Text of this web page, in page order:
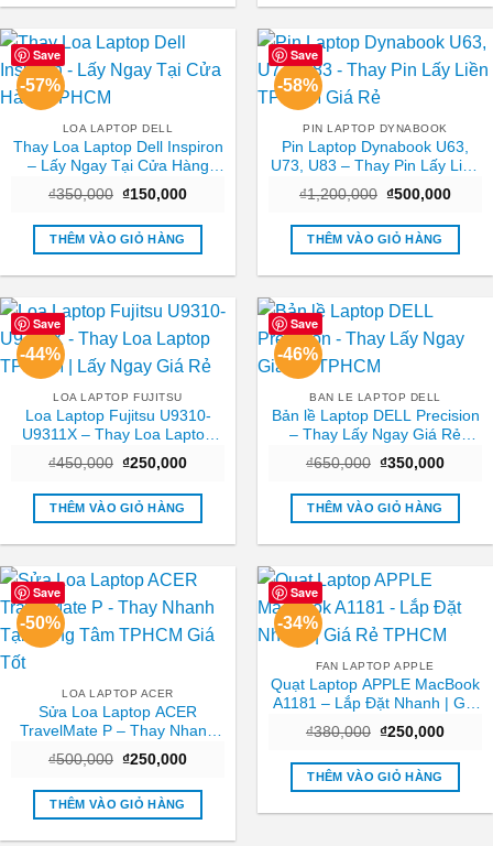
Save
-57%
LOA LAPTOP DELL
Thay Loa Laptop Dell Inspiron
– Lấy Ngay Tại Cửa Hàng
₫350,000 Giá
là:
₫350,000.
₫150,000Giá
tại
₫150,000.
THÊM VÀO GIỎ HÀNG
Save
-58%
PIN LAPTOP DYNABOOK
Pin Laptop Dynabook U63,
U73, U83 – Thay Pin Lấy Liền
₫1,200,000 Giá
là:
₫1,200,000.
₫500,000Giá
tại
THÊM VÀO GIỎ HÀNG
Save
-44%
LOA LAPTOP FUJITSU
Loa Laptop Fujitsu U9310-
U9311X – Thay Loa Laptop
₫450,000 Giá
là:
₫450,000.
₫250,000Giá
tại
₫250,000.
THÊM VÀO GIỎ HÀNG
Save
-46%
BAN LE LAPTOP DELL
Bản lề Laptop DELL Precision
– Thay Lấy Ngay Giá Rẻ
₫650,000 Giá
là:
₫650,000.
₫350,000Giá
tại
THÊM VÀO GIỎ HÀNG
Save
-50%
LOA LAPTOP ACER
Sửa Loa Laptop ACER
TravelMate P – Thay Nhanh
Tốt
₫500,000 Giá
là:
₫500,000.
₫250,000Giá
tại
₫250,000.
THÊM VÀO GIỎ HÀNG
Save
-34%
FAN LAPTOP APPLE
Quạt Laptop APPLE MacBook
A1181 – Lắp Đặt Nhanh | Giá
₫380,000 Giá
là:
₫380,000.
₫250,000Giá
tại
THÊM VÀO GIỎ HÀNG